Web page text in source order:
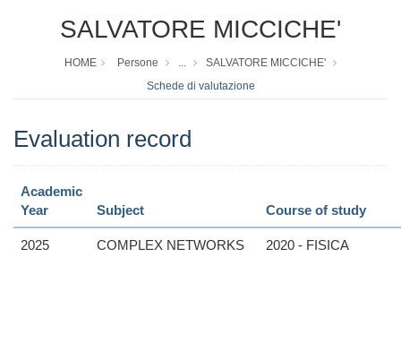
SALVATORE MICCICHE'
HOME Persone ...
SALVATORE MICCICHE'
Schede di valutazione
Evaluation record
Academic
Year
Subject Course of study
2025 COMPLEX NETWORKS 2020 - FISICA